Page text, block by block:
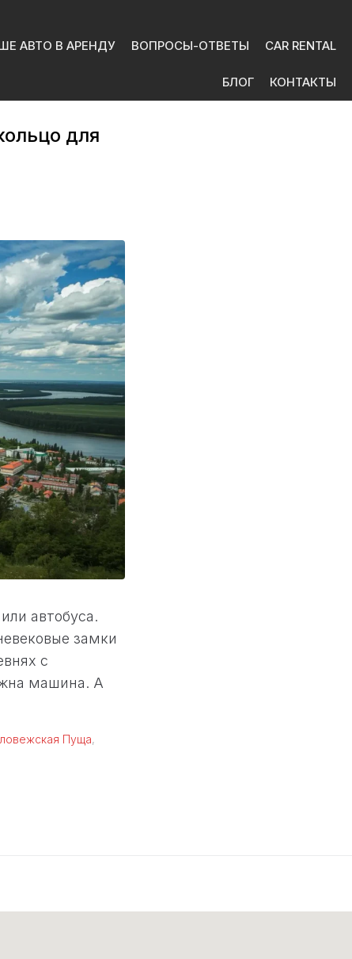
АВТО В АРЕНДУ ВОПРОСЫ-ОТВЕТЫ CAR RENTAL
БЛОГ КОНТАКТЫ
для
автобуса.
замки
с
машина. А
Пуща,